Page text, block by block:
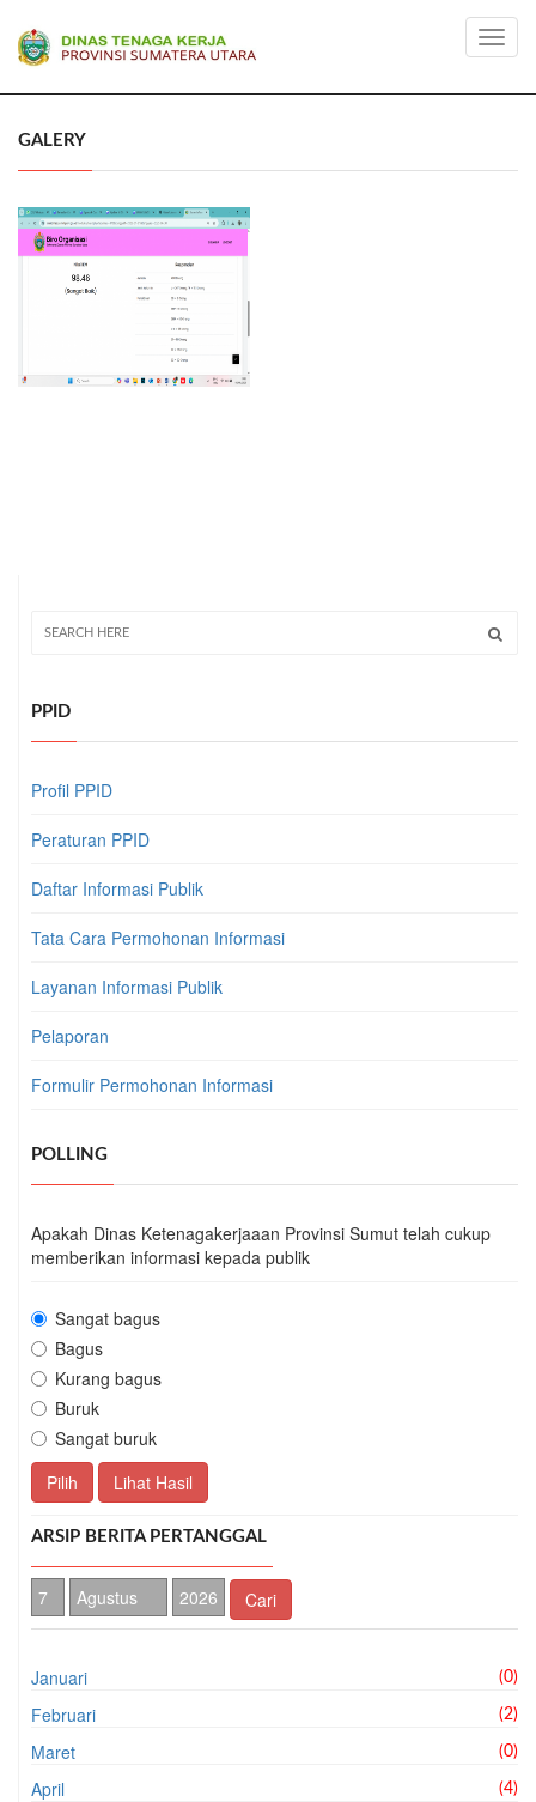
GALERY
PPID
Profil PPID
Peraturan PPID
Daftar Informasi Publik
Tata Cara Permohonan Informasi
Layanan Informasi Publik
Pelaporan
Formulir Permohonan Informasi
POLLING
Apakah Dinas Ketenagakerjaaan Provinsi Sumut telah cukup
memberikan informasi kepada publik
Sangat bagus
Bagus
Kurang bagus
Buruk
Sangat buruk
Pilih
Lihat Hasil
ARSIP BERITA PERTANGGAL
Cari
Januari (0)
Februari (2)
Maret (0)
April (4)